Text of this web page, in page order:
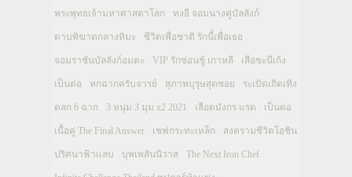
พระพุทธเจ้ามหาศาสดาโลก ทงอี จอมนางคู่บัลลังก์
ดาบพิฆาตกลางหิมะ ชีวิตเพื่อชาติ รักนี้เพื่อเธอ
จอมราชันบัลลังก์อมตะ VIP รักซ่อนชู้ เกาหลี เสือชะนีเก้ง
เป็นต่อ หกฉากครับจารย์ สุภาพบุรุษสุดซอย ระเบิดเถิดเทิง
ตลก 6 ฉาก 3 หนุ่ม 3 มุม x2 2021 เลือดมังกร แรด เป็นต่อ
เนื้อคู่ The Final Answer เชฟกระทะเหล็ก สงครามชีวิตโอชิน
ปริศนาฟ้าแลบ บุพเพสันนิวาส The Next Iron Chef